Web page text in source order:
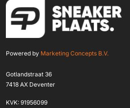
Powered by Marketing Concepts B.V.
Gotlandstraat 36
7418 AX Deventer
KVK: 91956099